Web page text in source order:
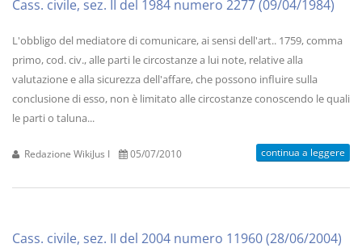
Cass. civile, sez. II del 1984 numero 2277 (09/04/1984)
L'obbligo del mediatore di comunicare, ai sensi dell'art.. 1759, comma
primo, cod. civ., alle parti le circostanze a lui note, relative alla
valutazione e alla sicurezza dell'affare, che possono influire sulla
conclusione di esso, non è limitato alle circostanze conoscendo le quali
le parti o taluna...
Redazione WikiJus I 05/07/2010 continua a leggere
Cass. civile, sez. II del 2004 numero 11960 (28/06/2004)